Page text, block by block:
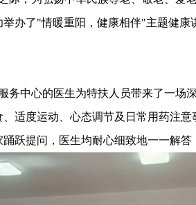
办了"情暖重阳，健康相伴"主题健
务中心的医生为特扶人员带来了一场
适度运动、心态调节及日常用药注
跃提问，医生均耐心细致地一一解